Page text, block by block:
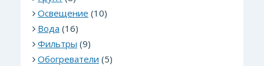
Освещение (10)
Вода (16)
Фильтры (9)
Обогреватели (5)